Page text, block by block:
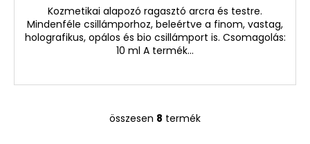
Kozmetikai alapozó ragasztó arcra és testre.
Mindenféle csillámporhoz, beleértve a finom, vastag,
holografikus, opálos és bio csillámport is. Csomagolás:
10 ml A termék...
L
összesen 8 termék